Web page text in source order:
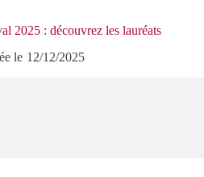
2025 : découvrez les lauréats
le 12/12/2025